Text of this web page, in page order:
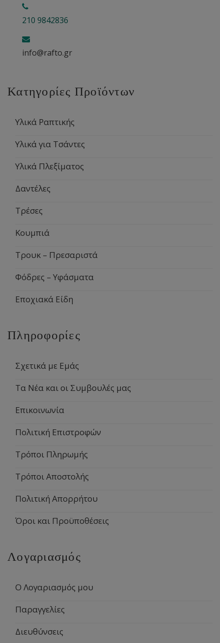
210 9842836
info@rafto.gr
Κατηγορίες Προϊόντων
Υλικά Ραπτικής
Υλικά για Τσάντες
Υλικά Πλεξίματος
Δαντέλες
Τρέσες
Κουμπιά
Τρουκ – Πρεσαριστά
Φόδρες – Υφάσματα
Εποχιακά Είδη
Πληροφορίες
Σχετικά με Εμάς
Τα Νέα και οι Συμβουλές μας
Επικοινωνία
Πολιτική Επιστροφών
Τρόποι Πληρωμής
Τρόποι Αποστολής
Πολιτική Απορρήτου
Όροι και Προϋποθέσεις
Λογαριασμός
Ο Λογαριασμός μου
Παραγγελίες
Διευθύνσεις